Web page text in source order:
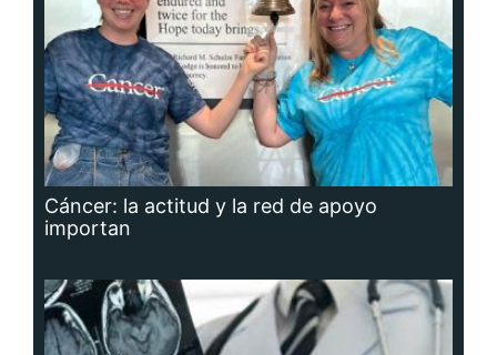
Cáncer: la actitud y la red de apoyo
importan